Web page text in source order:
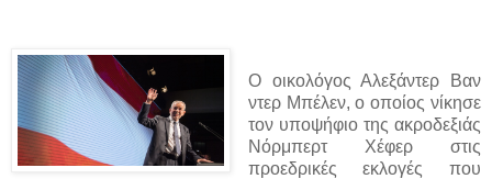
Ο οικολόγος Αλεξάντερ Βαν
ντερ Μπέλεν, ο οποίος νίκησε
τον υποψήφιο της ακροδεξιάς
Νόρμπερτ Χέφερ στις
προεδρικές εκλογές που